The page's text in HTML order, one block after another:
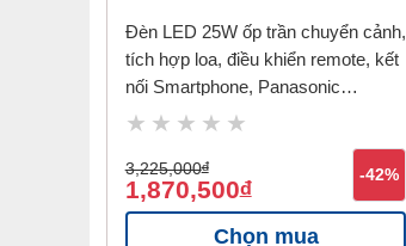
Đèn LED 25W ốp trần chuyển cảnh,
tích hợp loa, điều khiển remote, kết
nối Smartphone, Panasonic
HHGXS340188
3,225,000đ
1,870,500đ
-42%
Chọn mua